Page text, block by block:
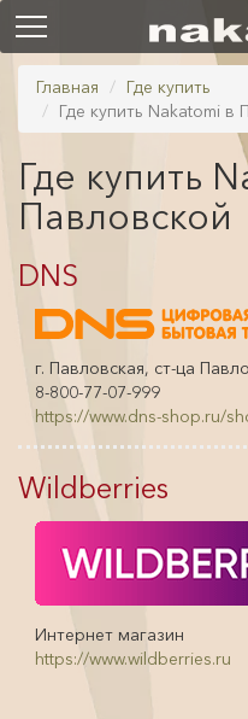
Главная
Где купить
Где купить Nakatomi в
Где купить
Павловской
DNS
г. Павловская, ст-ца
8-800-77-07-999
https://www.dns-shop.ru/
Wildberries
Интернет магазин
https://www.wildberries.ru